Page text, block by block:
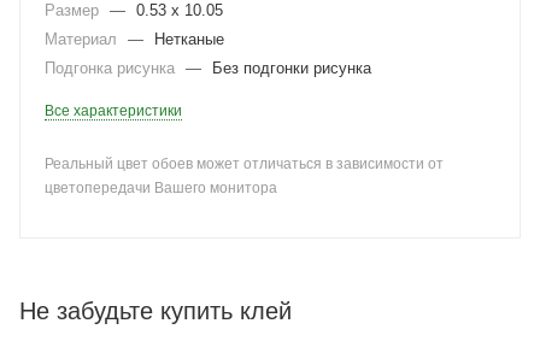
Размер — 0.53 x 10.05
Материал
—
Нетканые
Подгонка рисунка — Без подгонки рисунка
Все характеристики
Реальный цвет обоев может отличаться в зависимости от
цветопередачи Вашего монитора
Не забудьте купить клей